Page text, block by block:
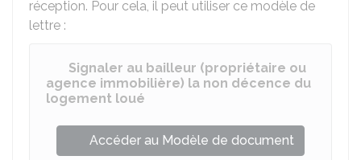
réception. Pour cela, il peut utiliser ce modèle de
lettre :
Signaler au bailleur (propriétaire ou
agence immobilière) la non décence du
logement loué
Accéder au Modèle de document